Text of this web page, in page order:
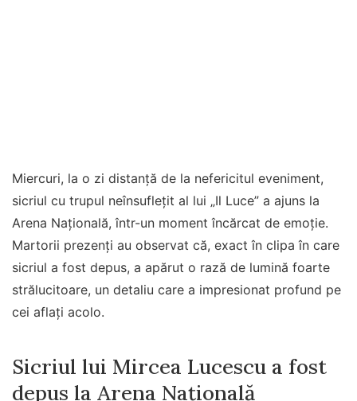
Miercuri, la o zi distanță de la nefericitul eveniment,
sicriul cu trupul neînsuflețit al lui „Il Luce” a ajuns la
Arena Națională, într-un moment încărcat de emoție.
Martorii prezenți au observat că, exact în clipa în care
sicriul a fost depus, a apărut o rază de lumină foarte
strălucitoare, un detaliu care a impresionat profund pe
cei aflați acolo.
Sicriul lui Mircea Lucescu a fost
depus la Arena Națională